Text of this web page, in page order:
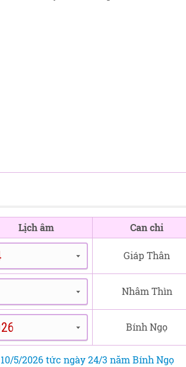
Lịch âm Can chi
Giáp Thân
Nhâm Thìn
Bính Ngọ
5/2026 tức ngày 24/3 năm Bính Ngọ